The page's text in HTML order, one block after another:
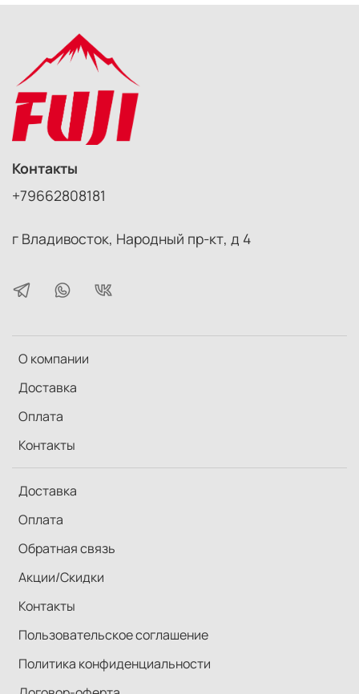
О компании
Доставка
Оплата
Контакты
Доставка
Оплата
Обратная связь
Акции/Скидки
Контакты
Пользовательское соглашение
Политика конфиденциальности
Контакты
+79662808181
г Владивосток, Народный пр-кт, д 4